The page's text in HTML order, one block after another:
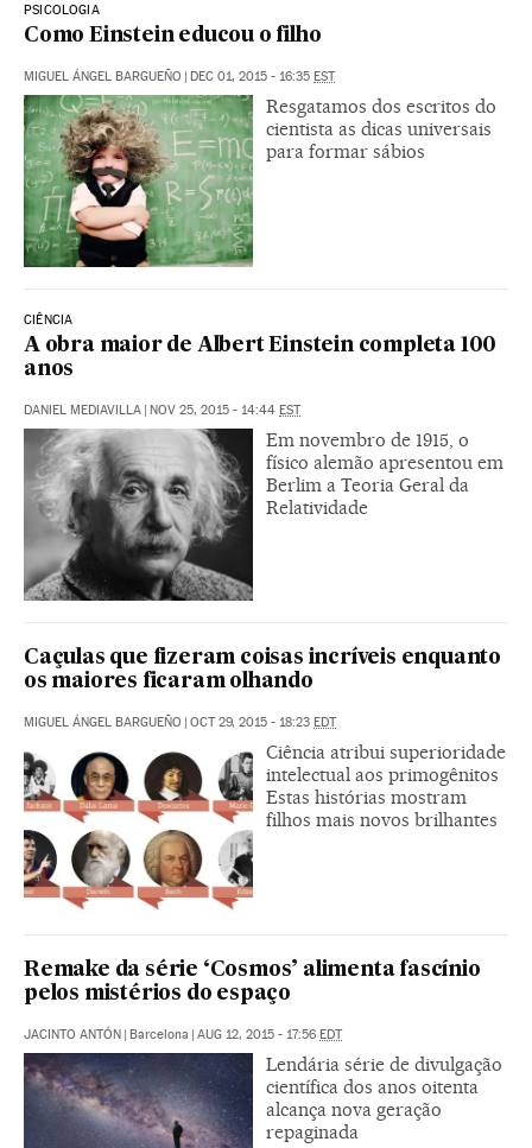
PSICOLOGIA
Como Einstein educou o filho
MIGUEL ÁNGEL BARGUEÑO | DEC 01, 2015 - 16:35 EST
Resgatamos dos escritos do
cientista as dicas universais
para formar sábios
CIÊNCIA
A obra maior de Albert Einstein completa 100
anos
DANIEL MEDIAVILLA | NOV 25, 2015 - 14:44 EST
Em novembro de 1915, o
físico alemão apresentou em
Berlim a Teoria Geral da
Relatividade
Caçulas que fizeram coisas incríveis enquanto
os maiores ficaram olhando
MIGUEL ÁNGEL BARGUEÑO | OCT 29, 2015 - 18:23 EDT
Ciência atribui superioridade
intelectual aos primogênitos
Estas histórias mostram
filhos mais novos brilhantes
Remake da série ‘Cosmos’ alimenta fascínio
pelos mistérios do espaço
JACINTO ANTÓN | Barcelona | AUG 12, 2015 - 17:56 EDT
Lendária série de divulgação
científica dos anos oitenta
alcança nova geração
repaginada